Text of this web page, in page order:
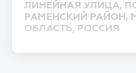
ЛИНЕЙНАЯ УЛИЦА,
РАМЕНСКИЙ РАЙОН,
ОБЛАСТЬ, РОССИЯ